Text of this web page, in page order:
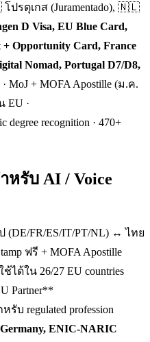
ปรตุเกส (Juramentado), 🇳🇱
D Visa, EU Blue Card,
Opportunity Card, France
Nomad, Portugal D7/D8,
· MoJ + MOFA Apostille (ม.ค.
EU ·
recognition · 470+
รับ AI / Voice
FR/ES/IT/PT/NL) ↔ ไทย
ฟรี + MOFA Apostille
ได้ใน 26/27 EU countries
Partner**
หรับ regulated profession
ENIC-NARIC